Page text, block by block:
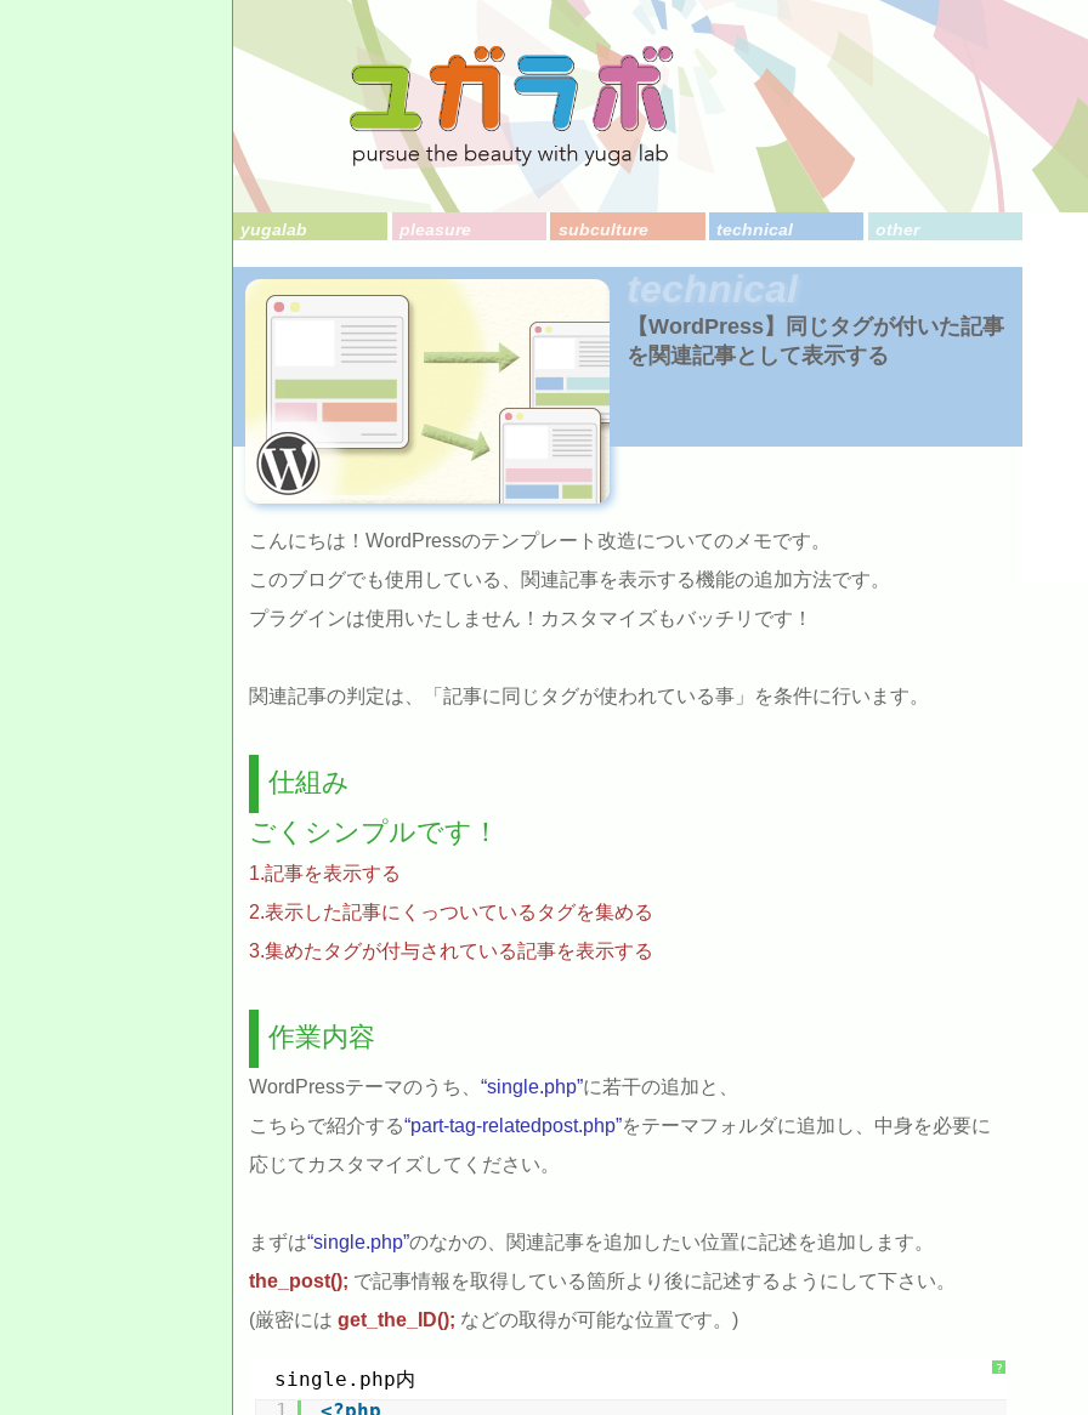
yugalab pleasure subculture technical other
technical
【WordPress】同じタグが付いた記事
を関連記事として表示する
こんにちは！WordPressのテンプレート改造についてのメモです。
このブログでも使用している、関連記事を表示する機能の追加方法です。
プラグインは使用いたしません！カスタマイズもバッチリです！
関連記事の判定は、「記事に同じタグが使われている事」を条件に行います。
仕組み
ごくシンプルです！
1.記事を表示する
2.表示した記事にくっついているタグを集める
3.集めたタグが付与されている記事を表示する
作業内容
WordPressテーマのうち、 “single.php”に若干の追加と、
こちらで紹介する“part-tag-relatedpost.php”をテーマフォルダに追加し、中身を必要に
応じてカスタマイズしてください。
まずは“single.php”のなかの、関連記事を追加したい位置に記述を追加します。
the_post(); で記事情報を取得している箇所より後に記述するようにして下さい。
(厳密には get_the_ID(); などの取得が可能な位置です。)
?
single.php内